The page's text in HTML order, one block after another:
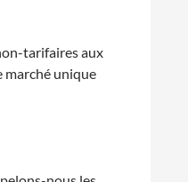
tarifaires aux
marché unique